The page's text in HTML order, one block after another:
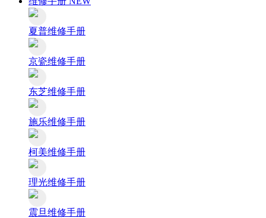
夏普维修手册
京瓷维修手册
东芝维修手册
施乐维修手册
柯美维修手册
理光维修手册
震旦维修手册